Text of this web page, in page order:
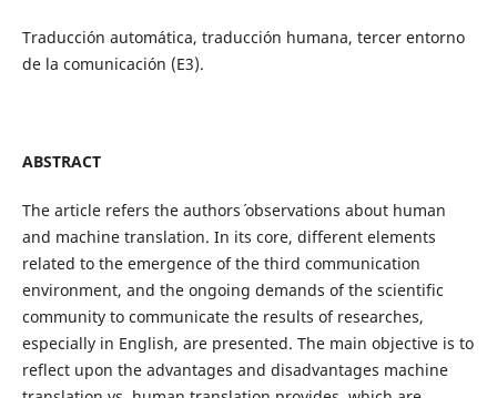
Traducción automática, traducción humana, tercer entorno
de la comunicación (E3).
ABSTRACT
The article refers the authors´ observations about human
and machine translation. In its core, different elements
related to the emergence of the third communication
environment, and the ongoing demands of the scientific
community to communicate the results of researches,
especially in English, are presented. The main objective is to
reflect upon the advantages and disadvantages machine